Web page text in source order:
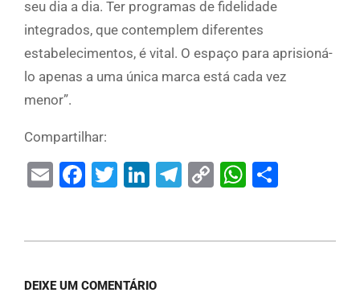
seu dia a dia. Ter programas de fidelidade
integrados, que contemplem diferentes
estabelecimentos, é vital. O espaço para aprisioná-
lo apenas a uma única marca está cada vez
menor”.
Compartilhar:
EmailFacebook
Twitter
LinkedIn
Telegram
Copy
DEIXE UM COMENTÁRIO